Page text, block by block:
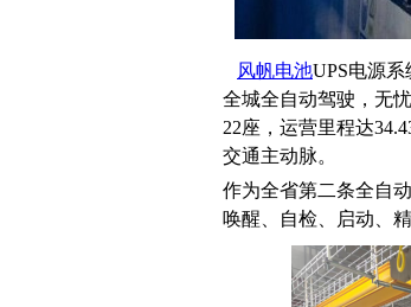
风帆电池UPS电源
全城全自动驾驶，无
22座，运营里程达
交通主动脉。
作为全省第二条全自
唤醒、自检、启动、